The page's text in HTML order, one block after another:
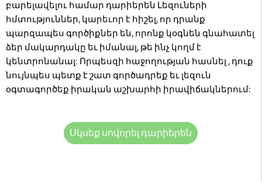
բարելավելու համար դարիերեն Լեզուների
հմտություններ, կարեւոր է հիշել, որ դրանք
պարզապես գործիքներ են, որոնք կօգնեն գնահատել
ձեր մակարդակը եւ իմանալ, թե ինչ կողմ է
կենտրոնանալ: Որպեսզի հաջողության հասնել , դուք
նույնպես պետք է շատ գործադրեք եւ լեզուն
օգտագործեք իրական աշխարհի իրավիճակներում:
Սկսեք սովորել դարիերեն